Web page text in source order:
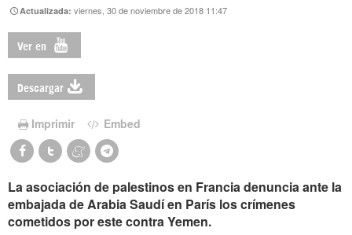
Actualizada:viernes, 30 de noviembre de 2018 11:47
Ver en
Descargar
Imprimir Embed
La asociación de palestinos en Francia denuncia ante la
embajada de Arabia Saudí en París los crímenes
cometidos por este contra Yemen.